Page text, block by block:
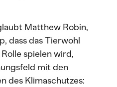
Matthew Robin,
dass das Tierwohl
spielen wird,
mit den
des Klimaschutzes: